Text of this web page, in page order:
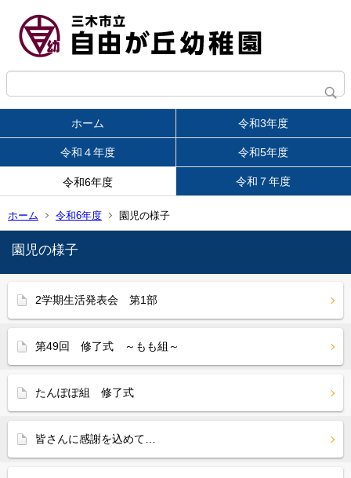
ホーム 令和3年度
令和４年度 令和5年度
令和6年度 令和７年度
ホーム 令和6年度 園児の様子
園児の様子
2学期生活発表会 第1部
第49回 修了式 ～もも組～
たんぽぽ組 修了式
皆さんに感謝を込めて…